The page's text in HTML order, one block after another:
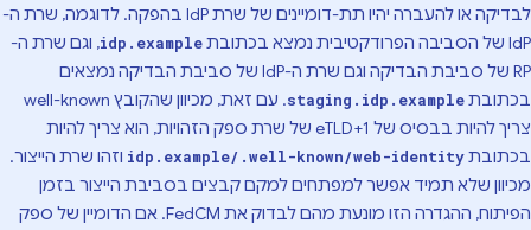
לבדיקה או להעברה יהיו תת-דומיינים של שרת IdP בהפקה. לדוגמה, שרת ה-
IdP של הסביבה הפרודקטיבית נמצא בכתובת
idp.example, וגם שרת ה-
RP של סביבת הבדיקה וגם שרת ה-IdP של סביבת הבדיקה נמצאים
בכתובתstaging.idp.example
. עם זאת, מכיוון שהקובץ well-known
צריך להיות בבסיס של eTLD+1 של שרת ספק הזהויות, הוא צריך להיות
בכתובתidp.example/.well-known/web-identity וזהו שרת הייצור.
מכיוון שלא תמיד אפשר למפתחים למקם קבצים בסביבת הייצור בזמן
הפיתוח, ההגדרה הזו מונעת מהם לבדוק את FedCM. אם הדומיין של ספק